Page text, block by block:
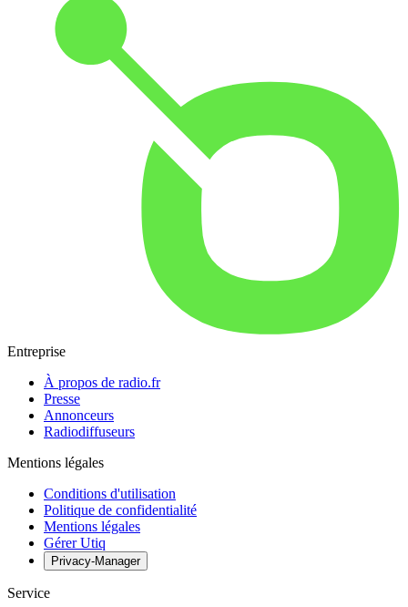
Entreprise
À propos de radio.fr
Presse
Annonceurs
Radiodiffuseurs
Mentions légales
Conditions d'utilisation
Politique de confidentialité
Mentions légales
Gérer Utiq
Privacy-Manager
Service